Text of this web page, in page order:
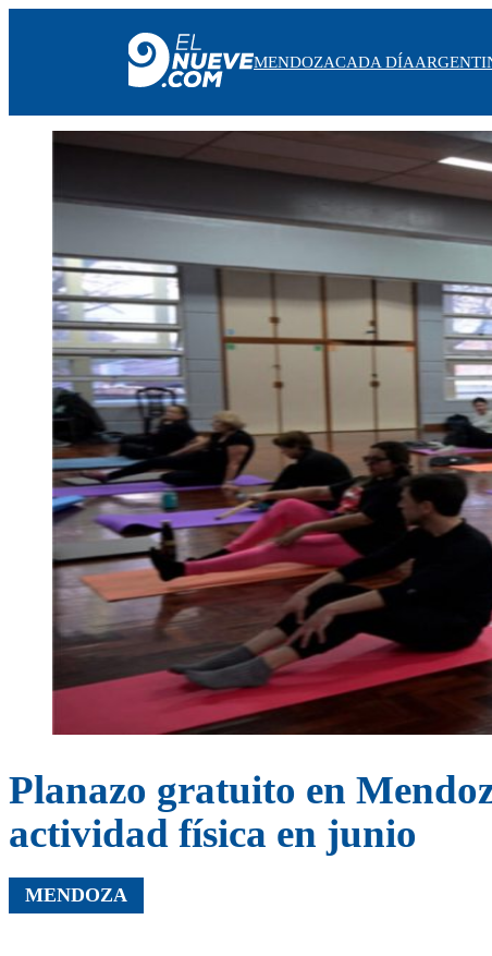
PROTAGONISTAS
EL NUEVE STREAMS
PROGRAMACIÓN
EN VIVO
MENDOZACADA DÍA
Planazo gratuito en
actividad física en junio
MENDOZA